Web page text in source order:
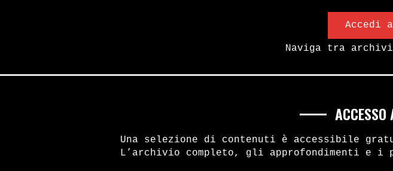
Accedi
Naviga tra
Una selezione di contenuti è accessibile
L’archivio completo, gli approfondimenti e